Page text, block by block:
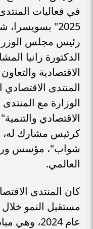
في فعاليات
2025"
رئيس مجلس
الدكتورة رانيا
الاقتصادية
المنتدى
الوزارة مع
الاقتصادي
كرئيس مشارك له،
شواب"، مؤسس
العالمي.
كان المنتدى
مستقبل النمو
عام 2024،